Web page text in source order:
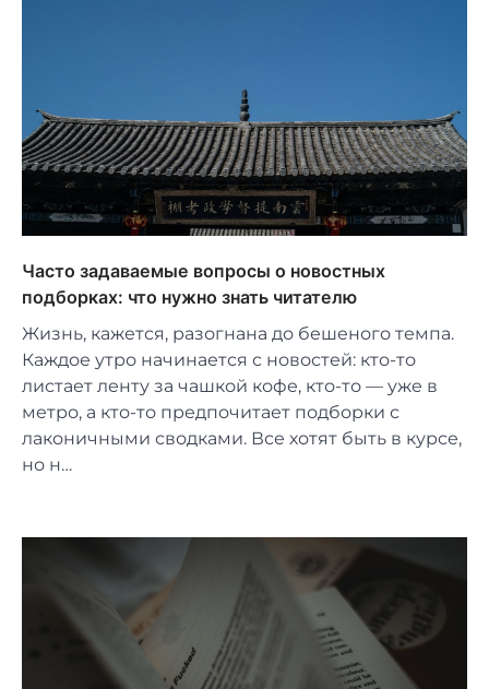
Часто задаваемые вопросы о новостных
подборках: что нужно знать читателю
Жизнь, кажется, разогнана до бешеного темпа.
Каждое утро начинается с новостей: кто-то
листает ленту за чашкой кофе, кто-то — уже в
метро, а кто-то предпочитает подборки с
лаконичными сводками. Все хотят быть в курсе,
но н…